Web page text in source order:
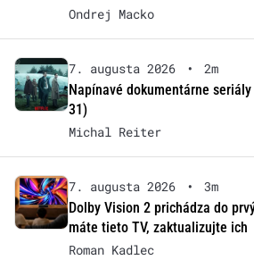
Ondrej Macko
7. augusta 2026 •
2m
Napínavé dokumentárne
31)
Michal Reiter
7. augusta 2026 •
3m
Dolby Vision 2 prichádza do
máte tieto TV, zaktualizujte ich
Roman Kadlec